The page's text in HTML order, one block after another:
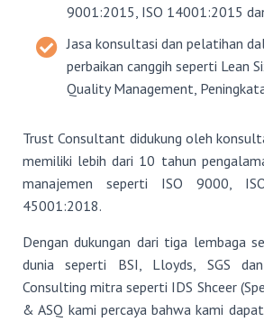
9001:2015, ISO 14001:2015
Jasa konsultasi dan pelatihan
perbaikan canggih seperti Lean
Quality Management,
Trust Consultant didukung oleh
memiliki lebih dari 10 tahun
manajemen seperti ISO 9000,
45001:2018.
Dengan dukungan dari tiga lembaga
dunia seperti BSI, Lloyds, SGS
Consulting mitra seperti IDS Shceer
& ASQ kami percaya bahwa kami